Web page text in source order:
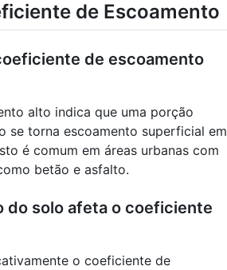
de Escoamento
de escoamento
alto indica que uma porção
se torna escoamento superficial em
é comum em áreas urbanas com
betão e asfalto.
do solo afeta o coeficiente
o coeficiente de